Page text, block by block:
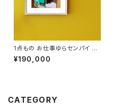
1点もの お仕事ゆらセンパイ 写
真［額装］額＋マット付 【B_000
6y】
¥190,000
CATEGORY